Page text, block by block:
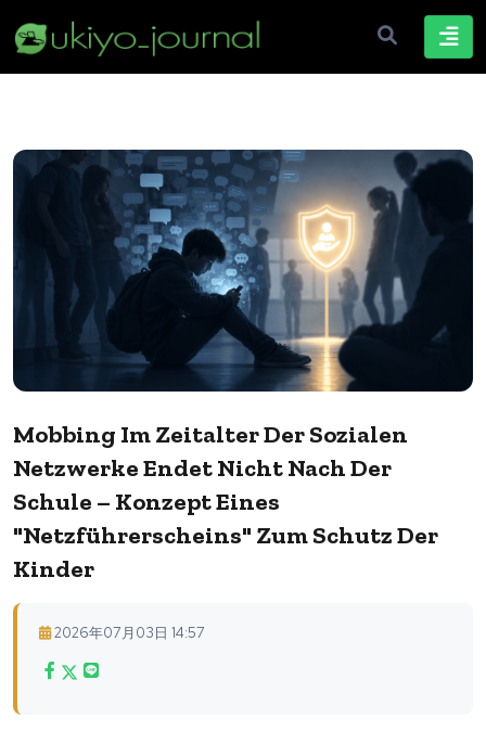
Mobbing Im Zeitalter Der Sozialen
Netzwerke Endet Nicht Nach Der
Schule – Konzept Eines
"Netzführerscheins" Zum Schutz Der
Kinder
2026年07月03日 14:57